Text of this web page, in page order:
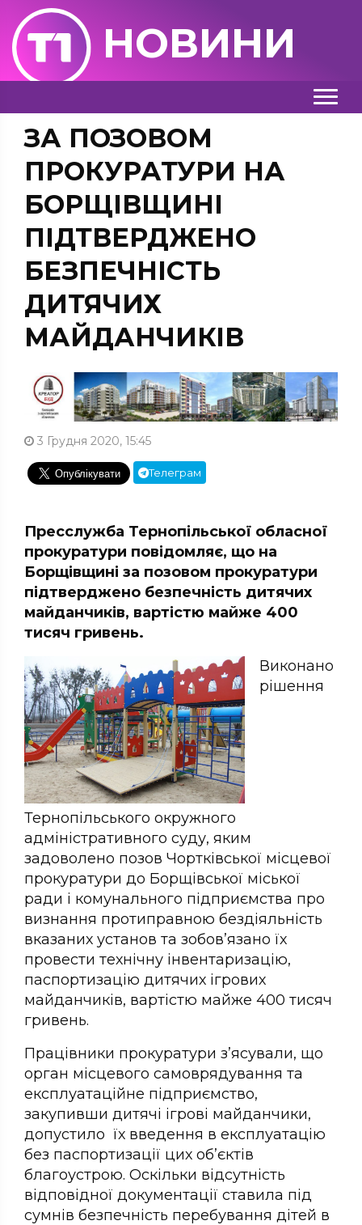
НОВИНИ
ЗА ПОЗОВОМ
ПРОКУРАТУРИ НА
БОРЩІВЩИНІ
ПІДТВЕРДЖЕНО
БЕЗПЕЧНІСТЬ
ДИТЯЧИХ
МАЙДАНЧИКІВ
3 Грудня 2020, 15:45
Телеграм
Пресслужба Тернопільської обласної
прокуратури повідомляє, що на
Борщівщині за позовом прокуратури
підтверджено безпечність дитячих
майданчиків, вартістю майже 400
тисяч гривень.
Виконано
рішення
Тернопільського окружного
адміністративного суду, яким
задоволено позов Чортківської місцевої
прокуратури до Борщівської міської
ради і комунального підприємства про
визнання протиправною бездіяльність
вказаних установ та зобов’язано їх
провести технічну інвентаризацію,
паспортизацію дитячих ігрових
майданчиків, вартістю майже 400 тисяч
гривень.
Працівники прокуратури з’ясували, що
орган місцевого самоврядування та
експлуатаційне підприємство,
закупивши дитячі ігрові майданчики,
допустило їх введення в експлуатацію
без паспортизації цих об’єктів
благоустрою. Оскільки відсутність
відповідної документації ставила під
сумнів безпечність перебування дітей в